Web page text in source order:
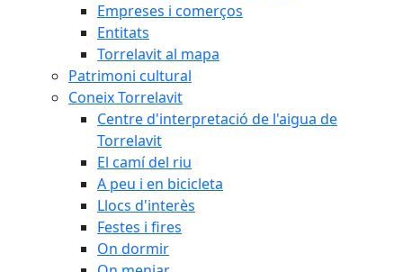
Empreses i comerços
Entitats
Torrelavit al mapa
Patrimoni cultural
Coneix Torrelavit
Centre d'interpretació de l'aigua de
Torrelavit
El camí del riu
A peu i en bicicleta
Llocs d'interès
Festes i fires
On dormir